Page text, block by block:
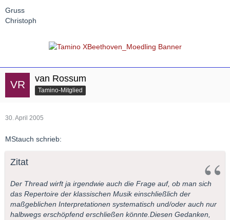
Gruss
Christoph
van Rossum
Tamino-Mitglied
30. April 2005
MStauch schrieb:
Zitat
Der Thread wirft ja irgendwie auch die Frage auf, ob man sich
das Repertoire der klassischen Musik einschließlich der
maßgeblichen Interpretationen systematisch und/oder auch nur
halbwegs erschöpfend erschließen könnte.Diesen Gedanken,